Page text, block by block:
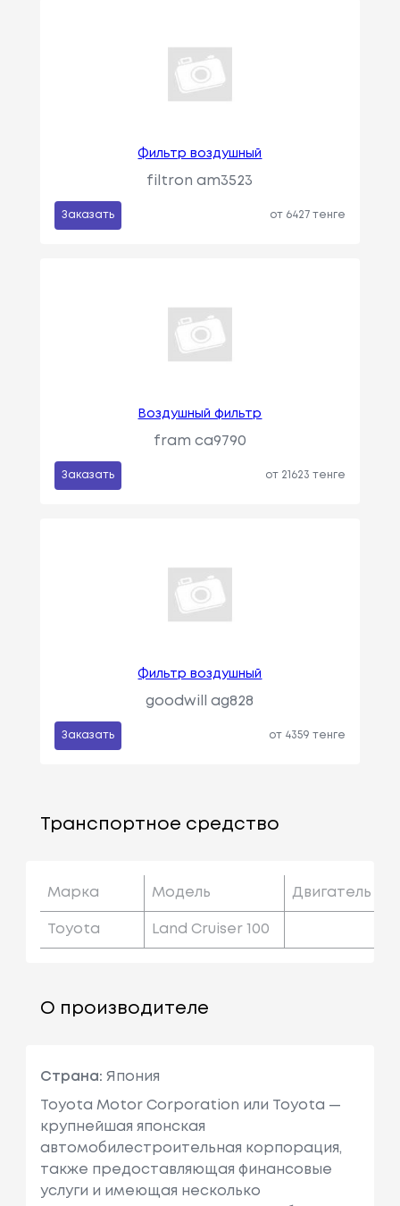
Фильтр воздушный
filtron am3523
Заказать от 6427 тенге
Воздушный фильтр
fram ca9790
Заказать от 21623 тенге
Фильтр воздушный
goodwill ag828
Заказать от 4359 тенге
Транспортное средство
Марка Модель Двигатель
Toyota Land Cruiser 100
О производителе
Страна: Япония
Toyota Motor Corporation или Toyota —
крупнейшая японская
автомобилестроительная корпорация,
также предоставляющая финансовые
услуги и имеющая несколько